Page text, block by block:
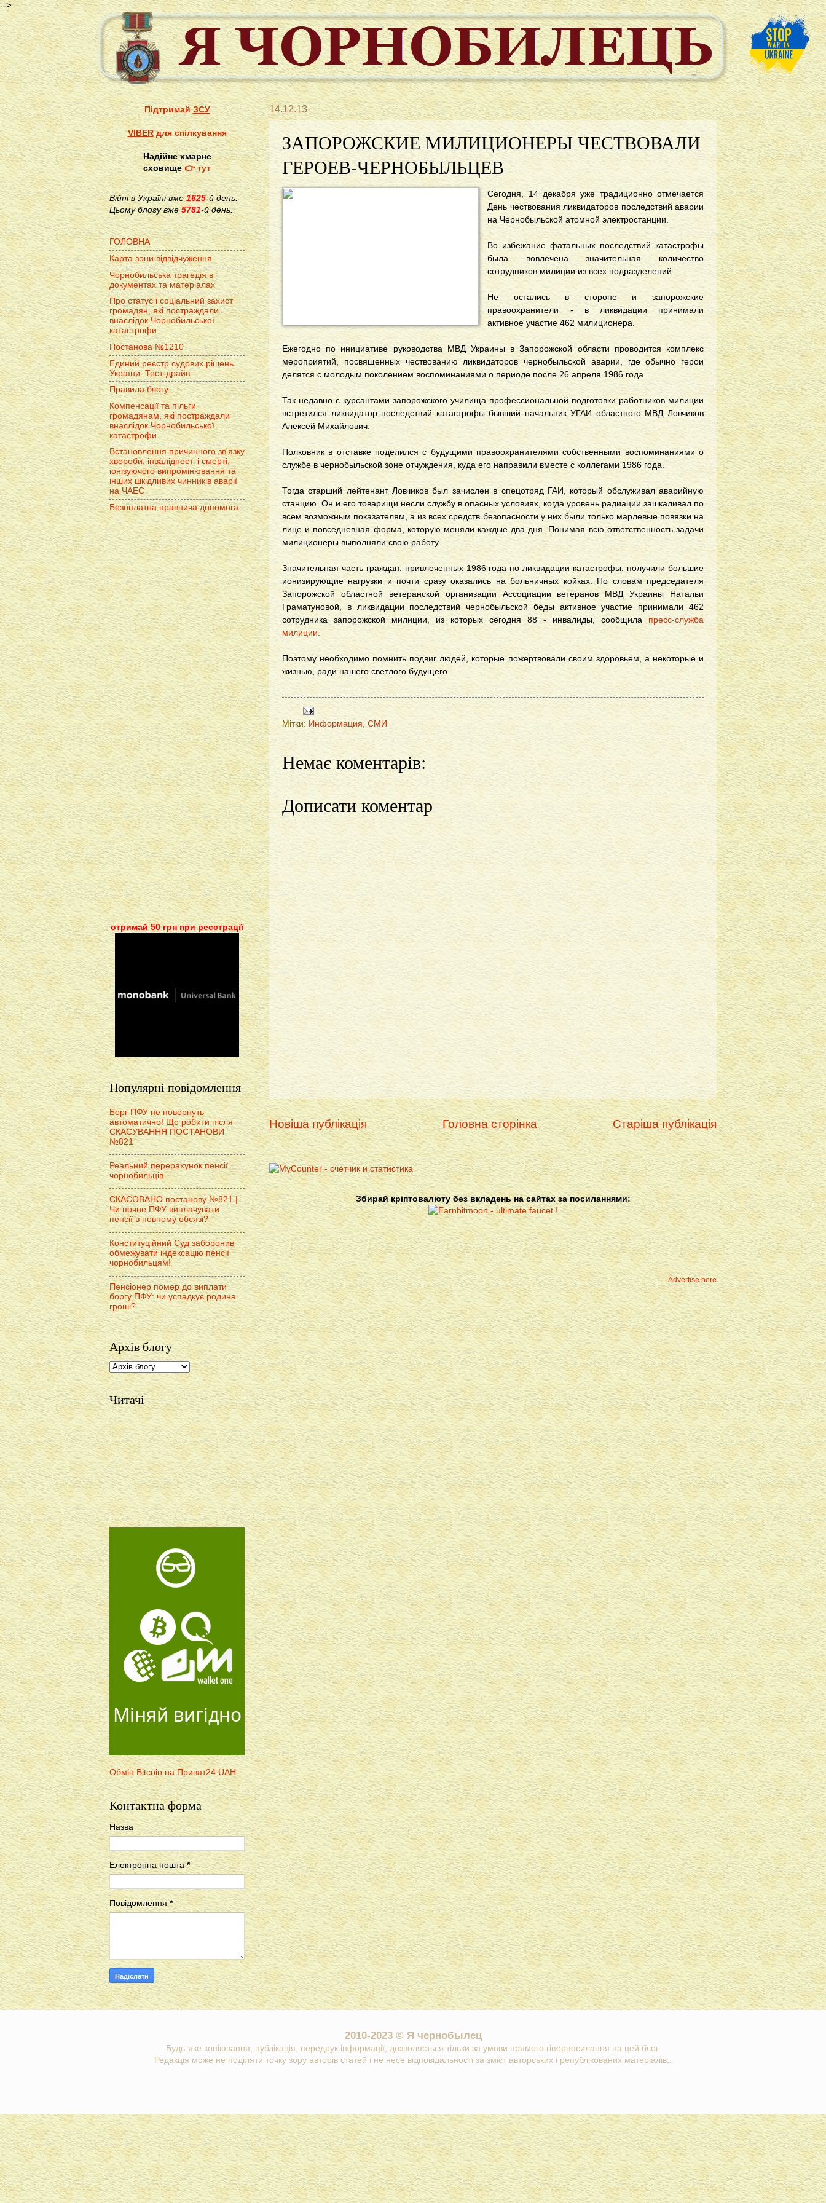
-->
14.12.13
ЗАПОРОЖСКИЕ МИЛИЦИОНЕРЫ ЧЕСТВОВАЛИ
ГЕРОЕВ-ЧЕРНОБЫЛЬЦЕВ
Сегодня, 14 декабря уже традиционно отмечается
День чествования ликвидаторов последствий аварии
на Чернобыльской атомной электростанции.
Во избежание фатальных последствий катастрофы
была вовлечена значительная количество
сотрудников милиции из всех подразделений.
Не остались в стороне и запорожские
правоохранители - в ликвидации принимали
активное участие 462 милиционера.
Ежегодно по инициативе руководства МВД Украины в Запорожской области проводится комплекс
мероприятий, посвященных чествованию ликвидаторов чернобыльской аварии, где обычно герои
делятся с молодым поколением воспоминаниями о периоде после 26 апреля 1986 года.
Так недавно с курсантами запорожского училища профессиональной подготовки работников милиции
встретился ликвидатор последствий катастрофы бывший начальник УГАИ областного МВД Ловчиков
Алексей Михайлович.
Полковник в отставке поделился с будущими правоохранителями собственными воспоминаниями о
службе в чернобыльской зоне отчуждения, куда его направили вместе с коллегами 1986 года.
Тогда старший лейтенант Ловчиков был зачислен в спецотряд ГАИ, который обслуживал аварийную
станцию. Он и его товарищи несли службу в опасных условиях, когда уровень радиации зашкаливал по
всем возможным показателям, а из всех средств безопасности у них были только марлевые повязки на
лице и повседневная форма, которую меняли каждые два дня. Понимая всю ответственность задачи
милиционеры выполняли свою работу.
Значительная часть граждан, привлеченных 1986 года по ликвидации катастрофы, получили большие
ионизирующие нагрузки и почти сразу оказались на больничных койках. По словам председателя
Запорожской областной ветеранской организации Ассоциации ветеранов МВД Украины Натальи
Граматуновой, в ликвидации последствий чернобыльской беды активное участие принимали 462
сотрудника запорожской милиции, из которых сегодня 88 - инвалиды, сообщила пресс-служба
милиции.
Поэтому необходимо помнить подвиг людей, которые пожертвовали своим здоровьем, а некоторые и
жизнью, ради нашего светлого будущего.
Мітки: Информация, СМИ
Немає коментарів:
Дописати коментар
Новіша публікація Старіша публікація
Головна сторінка
Збирай кріптовалюту без вкладень на сайтах за посиланнями:
Advertise here
ПідтримайЗСУ
VIBERдля спілкування
Надійне хмарне
сховище👉 тут
Війні в Україні вже1625-й день.
Цьому блогу вже 5781-й день.
ГОЛОВНА
Карта зони відвідчуження
Чорнобильська трагедія в
документах та матеріалах
Про статус і соціальний захист
громадян, які постраждали
внаслідок Чорнобильської
катастрофи
Постанова №1210
Единий реєстр судових рішень
України. Тест-драйв
Правила блогу
Компенсації та пільги
громадянам, які постраждали
внаслідок Чорнобильської
катастрофи
Встановлення причинного зв'язку
хвороби, інвалідності і смерті,
іонізуючого випромінювання та
інших шкідливих чинників аварії
на ЧАЕС
Безоплатна правнича допомога
отримай 50 грн при реєстрації
Популярні повідомлення
Борг ПФУ не повернуть
автоматично! Що робити після
СКАСУВАННЯ ПОСТАНОВИ
№821
Реальний перерахунок пенсії
чорнобильців
СКАСОВАНО постанову №821 |
Чи почне ПФУ виплачувати
пенсії в повному обсязі?
Конституційний Суд заборонив
обмежувати індексацію пенсії
чорнобильцям!
Пенсіонер помер до виплати
боргу ПФУ: чи успадкує родина
гроші?
Архів блогу
Читачі
Міняй вигідно
Обмін Bitcoin на Приват24 UAH
Контактна форма
Назва
Електронна пошта*
Повідомлення*
2010-2023 © Я чернобылец
Будь-яке копіювання, публікація, передрук інформації, дозволяється тільки за умови прямого гіперпосилання на цей блог.
Редакція може не поділяти точку зору авторів статей і не несе відповідальності за зміст авторських і републікованих матеріалів..